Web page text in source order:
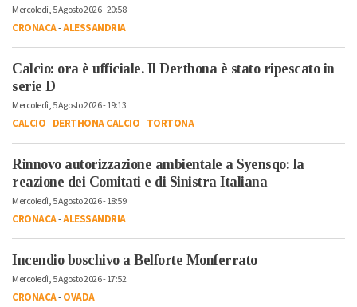
Mercoledì, 5 Agosto 2026 - 20:58
CRONACA-ALESSANDRIA
Calcio: ora è ufficiale. Il Derthona è stato ripescato in
serie D
Mercoledì, 5 Agosto 2026 - 19:13
CALCIO-DERTHONA CALCIO-TORTONA
Rinnovo autorizzazione ambientale a Syensqo: la
reazione dei Comitati e di Sinistra Italiana
Mercoledì, 5 Agosto 2026 - 18:59
CRONACA-ALESSANDRIA
Incendio boschivo a Belforte Monferrato
Mercoledì, 5 Agosto 2026 - 17:52
CRONACA-OVADA